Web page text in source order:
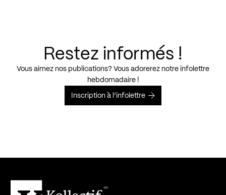
Restez informés !
Vous aimez nos publications? Vous adorerez notre infolettre
hebdomadaire !
Inscription à l’infolettre